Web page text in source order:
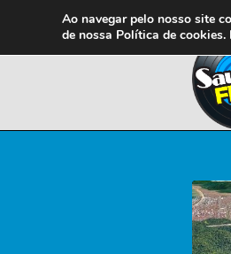
Ao navegar pelo nosso site
de nossa Política de cookies.